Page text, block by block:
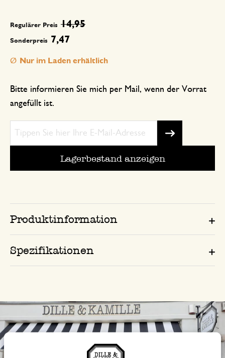
Sonderpreis 7,47
Regulärer Preis 14,95
Bitte informieren Sie mich per Mail, wenn der Vorrat
angefüllt ist.
Lagerbestand anzeigen
Nur im Laden erhältlich
Produktinformation
Spezifikationen